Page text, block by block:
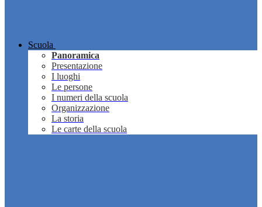
Scuola
Panoramica
Presentazione
I luoghi
Le persone
I numeri della scuola
Organizzazione
La storia
Le carte della scuola